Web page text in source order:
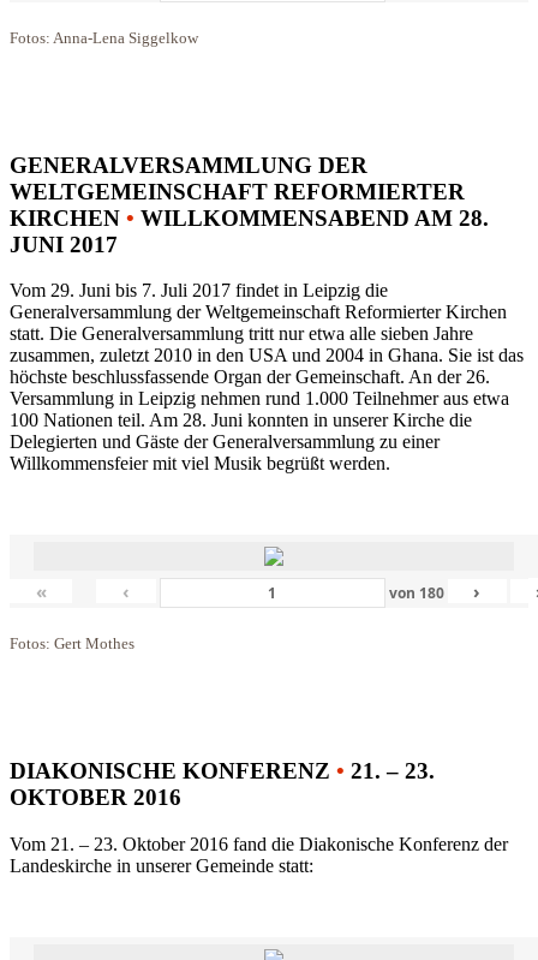
Fotos: Anna-Lena Siggelkow
GENERALVERSAMMLUNG DER
WELTGEMEINSCHAFT REFORMIERTER
KIRCHEN • WILLKOMMENSABEND AM 28.
JUNI 2017
Vom 29. Juni bis 7. Juli 2017 findet in Leipzig die
Generalversammlung der Weltgemeinschaft Reformierter Kirchen
statt. Die Generalversammlung tritt nur etwa alle sieben Jahre
zusammen, zuletzt 2010 in den USA und 2004 in Ghana. Sie ist das
höchste beschlussfassende Organ der Gemeinschaft. An der 26.
Versammlung in Leipzig nehmen rund 1.000 Teilnehmer aus etwa
100 Nationen teil. Am 28. Juni konnten in unserer Kirche die
Delegierten und Gäste der Generalversammlung zu einer
Willkommensfeier mit viel Musik begrüßt werden.
« ‹ von 180 ›
Fotos: Gert Mothes
DIAKONISCHE KONFERENZ • 21. – 23.
OKTOBER 2016
Vom 21. – 23. Oktober 2016 fand die Diakonische Konferenz der
Landeskirche in unserer Gemeinde statt: